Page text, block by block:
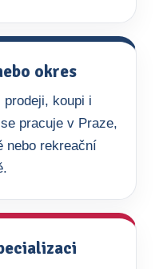
okres
koupi i
pracuje v Praze,
nebo rekreační